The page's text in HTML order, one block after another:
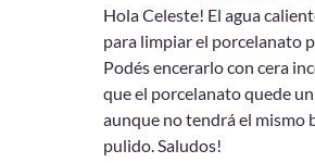
Hola Celeste! El agua
para limpiar el porcelanato
Podés encerarlo con cera
que el porcelanato quede
aunque no tendrá el mismo
pulido. Saludos!